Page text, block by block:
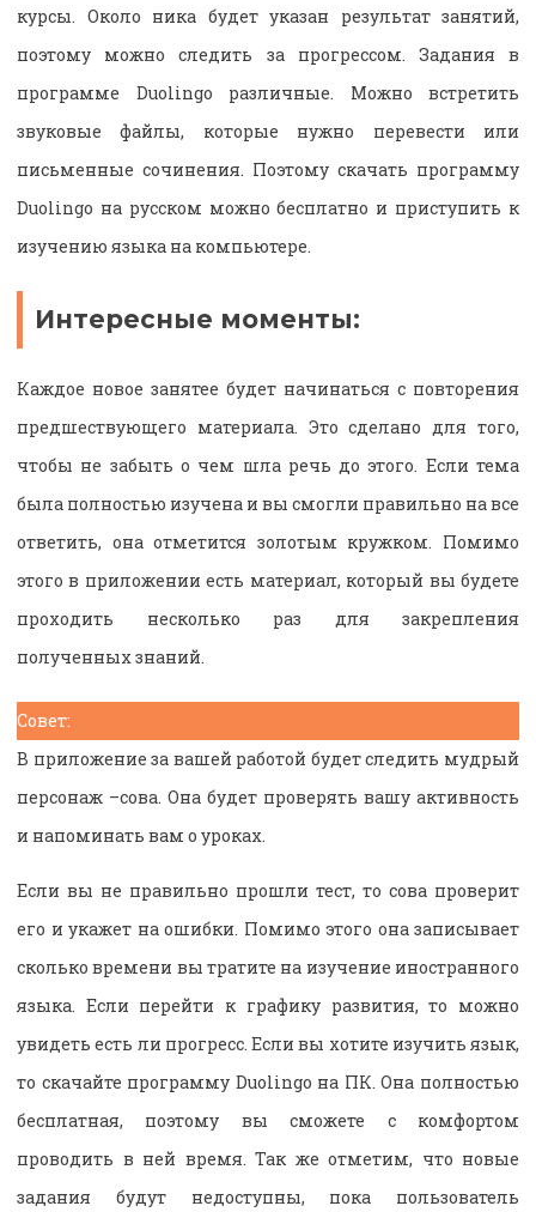
курсы. Около ника будет указан результат занятий,
поэтому можно следить за прогрессом. Задания в
программе Duolingo различные. Можно встретить
звуковые файлы, которые нужно перевести или
письменные сочинения. Поэтому скачать программу
Duolingo на русском можно бесплатно и приступить к
изучению языка на компьютере.
Интересные моменты:
Каждое новое занятее будет начинаться с повторения
предшествующего материала. Это сделано для того,
чтобы не забыть о чем шла речь до этого. Если тема
была полностью изучена и вы смогли правильно на все
ответить, она отметится золотым кружком. Помимо
этого в приложении есть материал, который вы будете
проходить несколько раз для закрепления
полученных знаний.
Совет:
В приложение за вашей работой будет следить мудрый
персонаж –сова. Она будет проверять вашу активность
и напоминать вам о уроках.
Если вы не правильно прошли тест, то сова проверит
его и укажет на ошибки. Помимо этого она записывает
сколько времени вы тратите на изучение иностранного
языка. Если перейти к графику развития, то можно
увидеть есть ли прогресс. Если вы хотите изучить язык,
то скачайте программу Duolingo на ПК. Она полностью
бесплатная, поэтому вы сможете с комфортом
проводить в ней время. Так же отметим, что новые
задания будут недоступны, пока пользователь